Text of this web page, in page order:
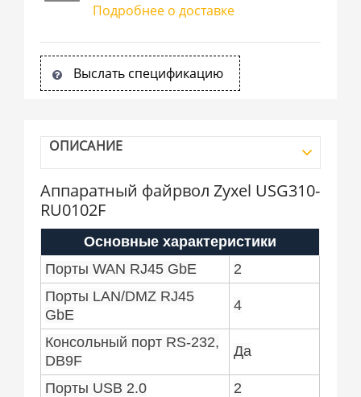
Подробнее о доставке
Выслать спецификацию
ОПИСАНИЕ
Аппаратный файрвол Zyxel USG310-
RU0102F
Основные характеристики
Порты WAN RJ45 GbE
2
Порты LAN/DMZ RJ45
GbE
4
Консольный порт RS-232,
DB9F
Да
Порты USB 2.0
2